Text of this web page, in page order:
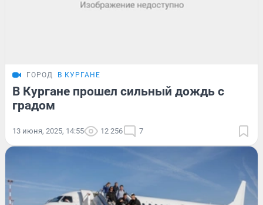
ГОРОД В КУРГАНЕ
В Кургане прошел сильный дождь с
градом
13 июня, 2025, 14:55 12 256 7